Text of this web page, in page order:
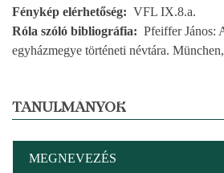
Fénykép elérhetőség
VFL IX.8.a.
Róla szóló bibliográfia
Pfeiffer János:
egyházmegye történeti névtára.
TANULMÁNYOK
MEGNEVEZÉS